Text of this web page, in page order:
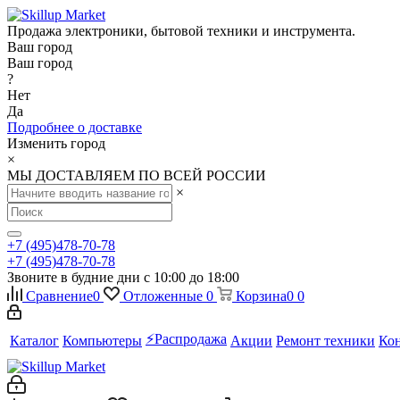
Продажа электроники, бытовой техники и инструмента.
Ваш город
Ваш город
?
Нет
Да
Подробнее о доставке
Изменить город
×
МЫ ДОСТАВЛЯЕМ ПО ВСЕЙ РОССИИ
×
+7 (495)478-70-78
+7 (495)478-70-78
Звоните в будние дни с 10:00 до 18:00
Сравнение0 Отложенные 0 Корзина0 0
Каталог Компьютеры ⚡️Распродажа Акции Ремонт техники